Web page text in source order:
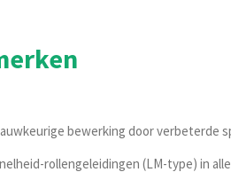
bewerking door verbeterde
rollengeleidingen (LM-type) in